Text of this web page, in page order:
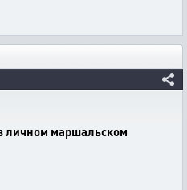
личном маршальском